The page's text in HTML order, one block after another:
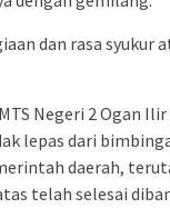
dan rasa syukur
Negeri 2 Ogan
lepas dari
daerah,
telah selesai